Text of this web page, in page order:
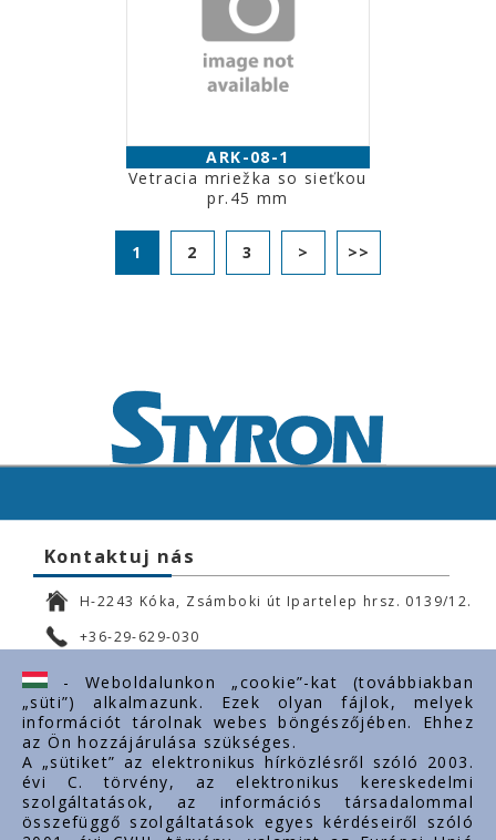
ARK-08-1
Vetracia mriežka so sieťkou
pr.45 mm
1 2 3 > >>
Kontaktuj nás
H-2243 Kóka, Zsámboki út Ipartelep hrsz. 0139/12.
+36-29-629-030
ertekesites@styron.hu
export@styron.hu
www.styron.hu
Doležité linky
- Weboldalunkon „cookie”-kat (továbbiakban
„süti”) alkalmazunk. Ezek olyan fájlok, melyek
információt tárolnak webes böngészőjében. Ehhez
az Ön hozzájárulása szükséges.
A „sütiket” az elektronikus hírközlésről szóló 2003.
évi C. törvény, az elektronikus kereskedelmi
szolgáltatások, az információs társadalommal
összefüggő szolgáltatások egyes kérdéseiről szóló